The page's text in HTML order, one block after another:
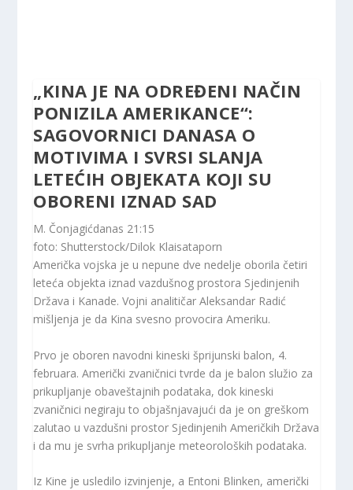
„KINA JE NA ODREĐENI NAČIN
PONIZILA AMERIKANCE“:
SAGOVORNICI DANASA O
MOTIVIMA I SVRSI SLANJA
LETEĆIH OBJEKATA KOJI SU
OBORENI IZNAD SAD
M. Čonjagićdanas 21:15
foto: Shutterstock/Dilok Klaisataporn
Američka vojska je u nepune dve nedelje oborila četiri
leteća objekta iznad vazdušnog prostora Sjedinjenih
Država i Kanade. Vojni analitičar Aleksandar Radić
mišljenja je da Kina svesno provocira Ameriku.
Prvo je oboren navodni kineski šprijunski balon, 4.
februara. Američki zvaničnici tvrde da je balon služio za
prikupljanje obaveštajnih podataka, dok kineski
zvaničnici negiraju to objašnjavajući da je on greškom
zalutao u vazdušni prostor Sjedinjenih Američkih Država
i da mu je svrha prikupljanje meteoroloških podataka.
Iz Kine je usledilo izvinjenje, a Entoni Blinken, američki